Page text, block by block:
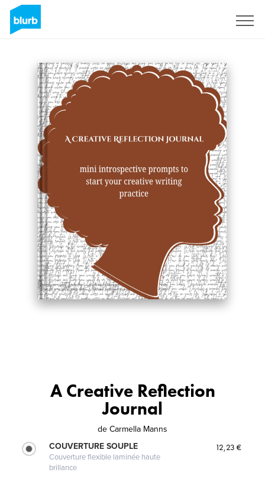
A Creative Reflection
Journal
de Carmella Manns
COUVERTURE SOUPLE
Couverture flexible laminée haute
brillance
12,23 €